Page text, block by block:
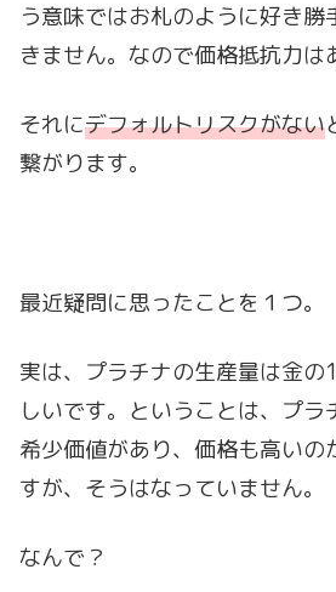
う意味ではお札のように好き勝
きません。なので価格抵抗力は
それにデフォルトリスクがない
繋がります。
最近疑問に思ったことを１つ。
実は、プラチナの生産量は金の
しいです。ということは、プラ
希少価値があり、価格も高いの
すが、そうはなっていません。
なんで？